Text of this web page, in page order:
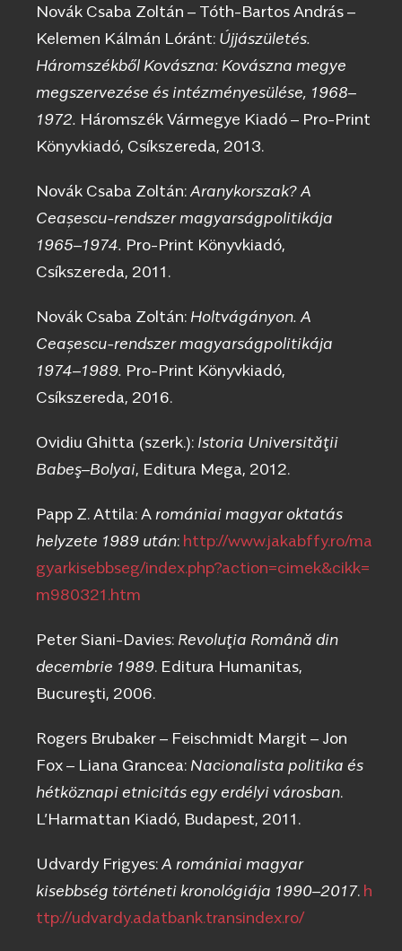
Novák Csaba Zoltán – Tóth-Bartos András –
Kelemen Kálmán Lóránt: Újjászületés.
Háromszékből Kovászna: Kovászna megye
megszervezése és intézményesülése, 1968–
1972. Háromszék Vármegye Kiadó – Pro-Print
Könyvkiadó, Csíkszereda, 2013.
Novák Csaba Zoltán:Aranykorszak? A
Ceașescu-rendszer magyarságpolitikája
1965–1974. Pro-Print Könyvkiadó,
Csíkszereda, 2011.
Novák Csaba Zoltán: Holtvágányon. A
Ceașescu-rendszer magyarságpolitikája
1974–1989. Pro-Print Könyvkiadó,
Csíkszereda, 2016.
Ovidiu Ghitta (szerk.): Istoria Universităţii
Babeş–Bolyai, Editura Mega, 2012.
Papp Z. Attila: A romániai magyar oktatás
helyzete 1989 után: http://www.jakabffy.ro/ma
gyarkisebbseg/index.php?action=cimek&cikk=
m980321.htm
Peter Siani-Davies: Revoluţia Română din
decembrie 1989. Editura Humanitas,
Bucureşti, 2006.
Rogers Brubaker – Feischmidt Margit – Jon
Fox – Liana Grancea: Nacionalista politika és
hétköznapi etnicitás egy erdélyi városban.
L’Harmattan Kiadó, Budapest, 2011.
Udvardy Frigyes:A romániai magyar
kisebbség történeti kronológiája 1990–2017. h
ttp://udvardy.adatbank.transindex.ro/